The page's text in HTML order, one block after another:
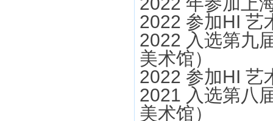
2022 参加HI 艺
2022 入选第九
美术馆）
2022 参加HI 艺
2021 入选第八
美术馆）